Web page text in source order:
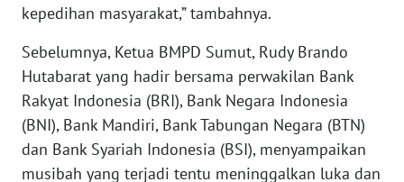
kepedihan masyarakat,” tambahnya.
Sebelumnya, Ketua BMPD Sumut, Rudy Brando
Hutabarat yang hadir bersama perwakilan Bank
Rakyat Indonesia (BRI), Bank Negara Indonesia
(BNI), Bank Mandiri, Bank Tabungan Negara (BTN)
dan Bank Syariah Indonesia (BSI), menyampaikan
musibah yang terjadi tentu meninggalkan luka dan
WN
WN
KALBAR
WN
KALTENG